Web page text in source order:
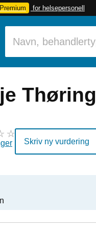
Premium for helsepersonell
Thøring
Skriv ny vurdering